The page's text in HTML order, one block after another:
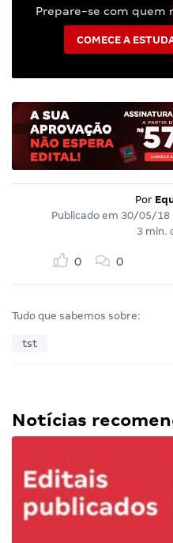
Prepare-se com quem
COMECE A
Por
Publicado em 30/05/18
3 min.
0 0
Tudo que sabemos sobre:
tst
Notícias